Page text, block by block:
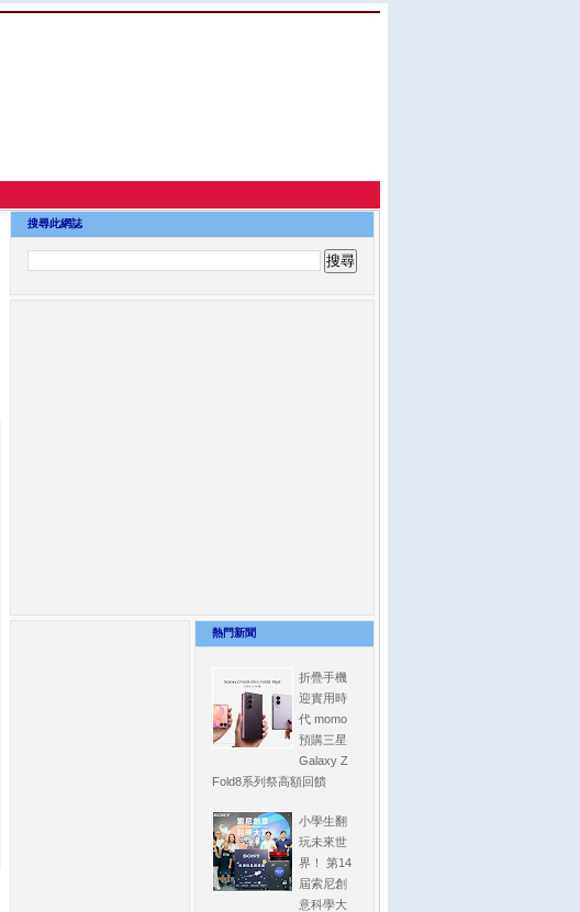
搜尋此網誌
熱門新聞
折疊手機
迎實用時
代 momo
預購三星
Galaxy Z
Fold8系列祭高額回饋
小學生翻
玩未來世
界！ 第14
屆索尼創
意科學大